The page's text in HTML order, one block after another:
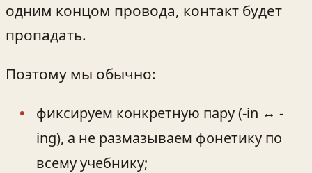
одним концом провода, контакт будет
пропадать.
Поэтому мы обычно:
фиксируем конкретную пару (-in ↔ -
ing), а не размазываем фонетику по
всему учебнику;